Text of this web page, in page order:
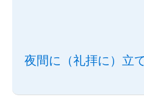
夜間に（礼拝に）立